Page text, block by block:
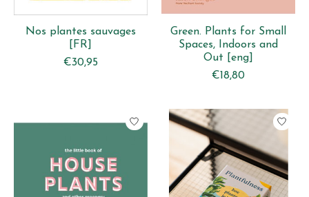
Nos plantes sauvages
[FR]
€30,95
Green. Plants for Small
Spaces, Indoors and
Out [eng]
€18,80